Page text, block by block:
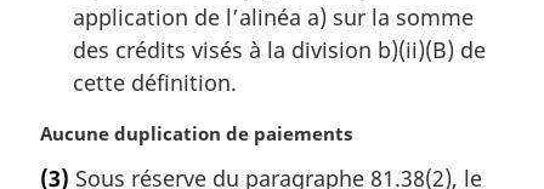
application de l’alinéa a) sur la somme
des crédits visés à la division b)(ii)(B) de
cette définition.
N
Aucune duplication de paiements
(3) Sous réserve du paragraphe 81.38(2), le